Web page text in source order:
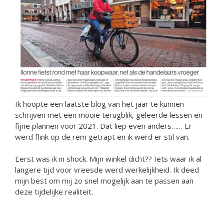
Ik hoopte een laatste blog van het jaar te kunnen
schrijven met een mooie terugblik, geleerde lessen en
fijne plannen voor 2021. Dat liep even anders…… Er
werd flink op de rem getrapt en ik werd er stil van.
Eerst was ik in shock. Mijn winkel dicht?? Iets waar ik al
langere tijd voor vreesde werd werkelijkheid. Ik deed
mijn best om mij zo snel mogelijk aan te passen aan
deze tijdelijke realiteit.